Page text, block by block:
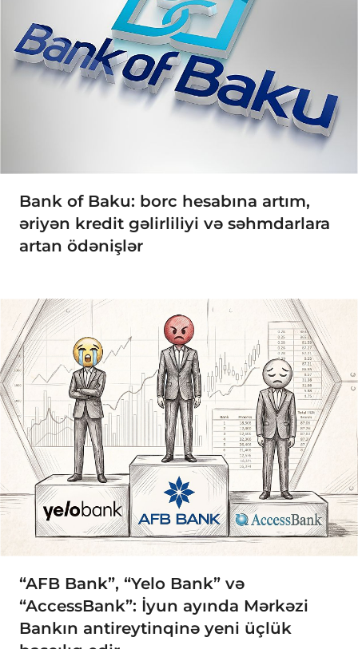
Bank of Baku: borc hesabına artım,
əriyən kredit gəlirliliyi və səhmdarlara
artan ödənişlər
“AFB Bank”, “Yelo Bank” və
“AccessBank”: İyun ayında Mərkəzi
Bankın antireytinqinə yeni üçlük